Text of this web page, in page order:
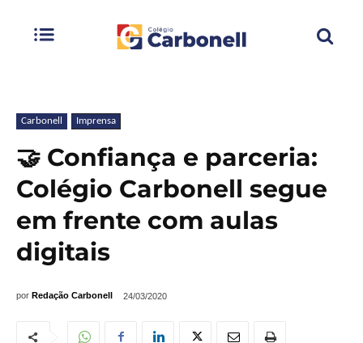
Carbonell Imprensa
🤝 Confiança e parceria:
Colégio Carbonell segue
em frente com aulas
digitais
por Redação Carbonell 24/03/2020